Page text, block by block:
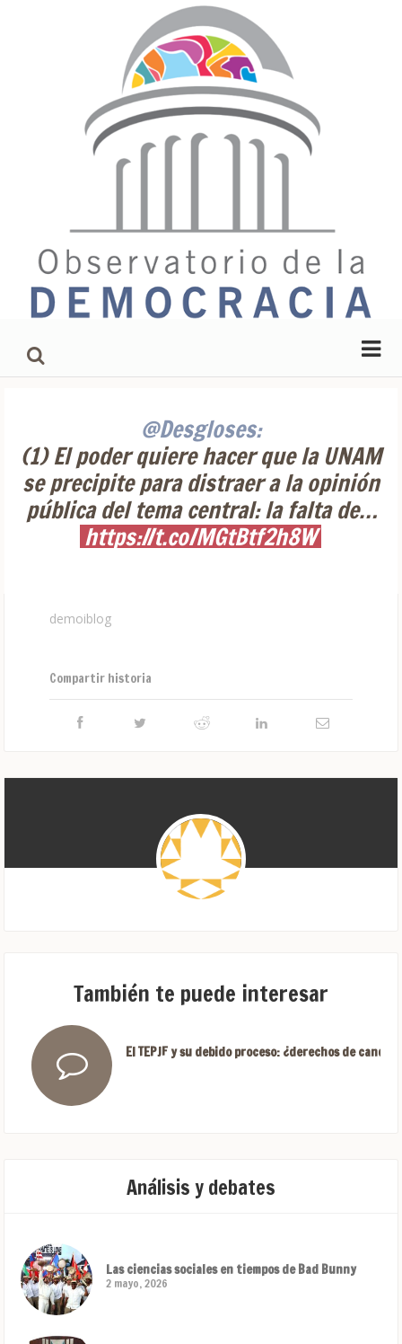
@Desgloses:
(1) El poder quiere hacer que la UNAM
se precipite para distraer a la opinión
pública del tema central: la falta de…
https://t.co/MGtBtf2h8W
demoiblog
Compartir historia
También te puede interesar
El TEPJF y su debido proceso: ¿derechos de
Análisis y debates
Las ciencias sociales en tiempos de Bad Bunny
2 mayo, 2026